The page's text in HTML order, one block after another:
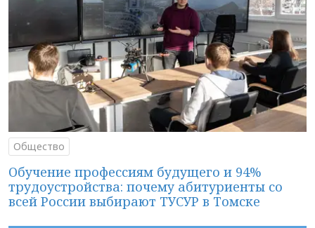
Общество
Обучение профессиям будущего и 94%
трудоустройства: почему абитуриенты со
всей России выбирают ТУСУР в Томске